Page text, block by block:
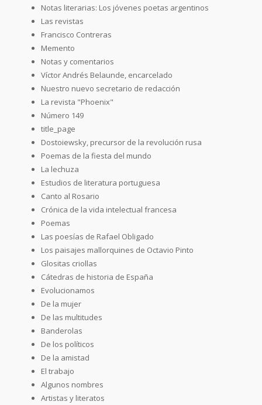
Notas literarias: Los jóvenes poetas argentinos
Las revistas
Francisco Contreras
Memento
Notas y comentarios
Víctor Andrés Belaunde, encarcelado
Nuestro nuevo secretario de redacción
La revista "Phoenix"
Número 149
title_page
Dostoiewsky, precursor de la revolución rusa
Poemas de la fiesta del mundo
La lechuza
Estudios de literatura portuguesa
Canto al Rosario
Crónica de la vida intelectual francesa
Poemas
Las poesías de Rafael Obligado
Los paisajes mallorquines de Octavio Pinto
Glositas criollas
Cátedras de historia de España
Evolucionamos
De la mujer
De las multitudes
Banderolas
De los políticos
De la amistad
El trabajo
Algunos nombres
Artistas y literatos